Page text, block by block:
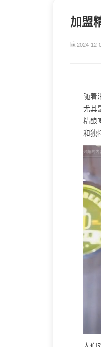
加盟
2024-12-
随着
尤其
精酿
和独